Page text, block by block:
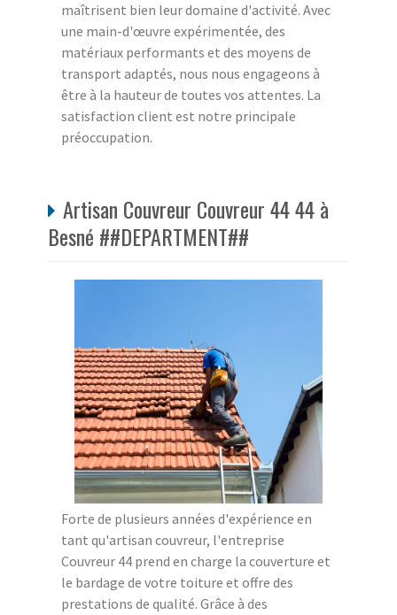
maîtrisent bien leur domaine d'activité. Avec
une main-d'œuvre expérimentée, des
matériaux performants et des moyens de
transport adaptés, nous nous engageons à
être à la hauteur de toutes vos attentes. La
satisfaction client est notre principale
préoccupation.
Artisan Couvreur Couvreur 44 44 à
Besné ##DEPARTMENT##
Forte de plusieurs années d'expérience en
tant qu'artisan couvreur, l'entreprise
Couvreur 44 prend en charge la couverture et
le bardage de votre toiture et offre des
prestations de qualité. Grâce à des